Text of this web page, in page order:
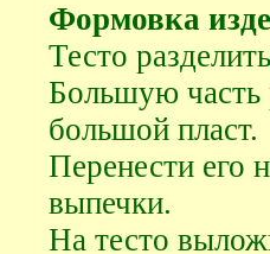
Формовка
Тесто
Большую часть
большой пласт.
Перенести его
выпечки.
На тесто